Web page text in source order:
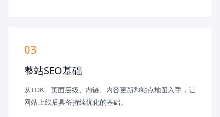
03
整站SEO基础
从TDK、页面层级、内链、内容更新和站点地图入手，让
网站上线后具备持续优化的基础。